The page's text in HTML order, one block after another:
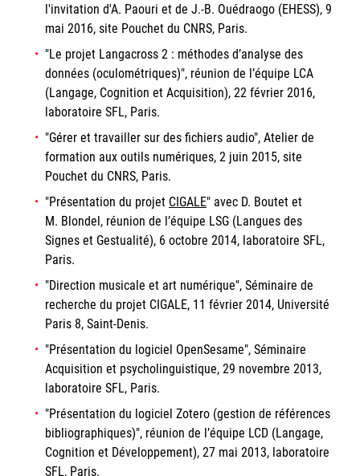
l'invitation d'A. Paouri et de J.-B. Ouédraogo (EHESS), 9
mai 2016, site Pouchet du CNRS, Paris.
"Le projet Langacross 2 : méthodes d’analyse des
données (oculométriques)", réunion de l’équipe LCA
(Langage, Cognition et Acquisition), 22 février 2016,
laboratoire SFL, Paris.
"Gérer et travailler sur des fichiers audio", Atelier de
formation aux outils numériques, 2 juin 2015, site
Pouchet du CNRS, Paris.
"Présentation du projet CIGALE" avec D. Boutet et
M. Blondel, réunion de l’équipe LSG (Langues des
Signes et Gestualité), 6 octobre 2014, laboratoire SFL,
Paris.
"Direction musicale et art numérique", Séminaire de
recherche du projet CIGALE, 11 février 2014, Université
Paris 8, Saint-Denis.
"Présentation du logiciel OpenSesame", Séminaire
Acquisition et psycholinguistique, 29 novembre 2013,
laboratoire SFL, Paris.
"Présentation du logiciel Zotero (gestion de références
bibliographiques)", réunion de l’équipe LCD (Langage,
Cognition et Développement), 27 mai 2013, laboratoire
SFL, Paris.